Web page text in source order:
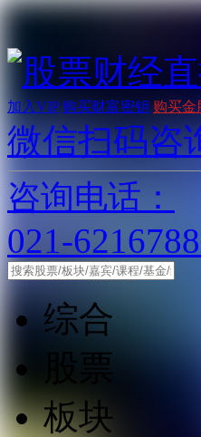
加入VIP 购买财富密钥 购买金
微信扫码咨
咨询电话：
021-
综合
股票
板块